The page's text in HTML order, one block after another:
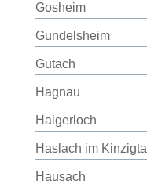
Gosheim
Gundelsheim
Gutach
Hagnau
Haigerloch
Haslach im Kinzigtal
Hausach